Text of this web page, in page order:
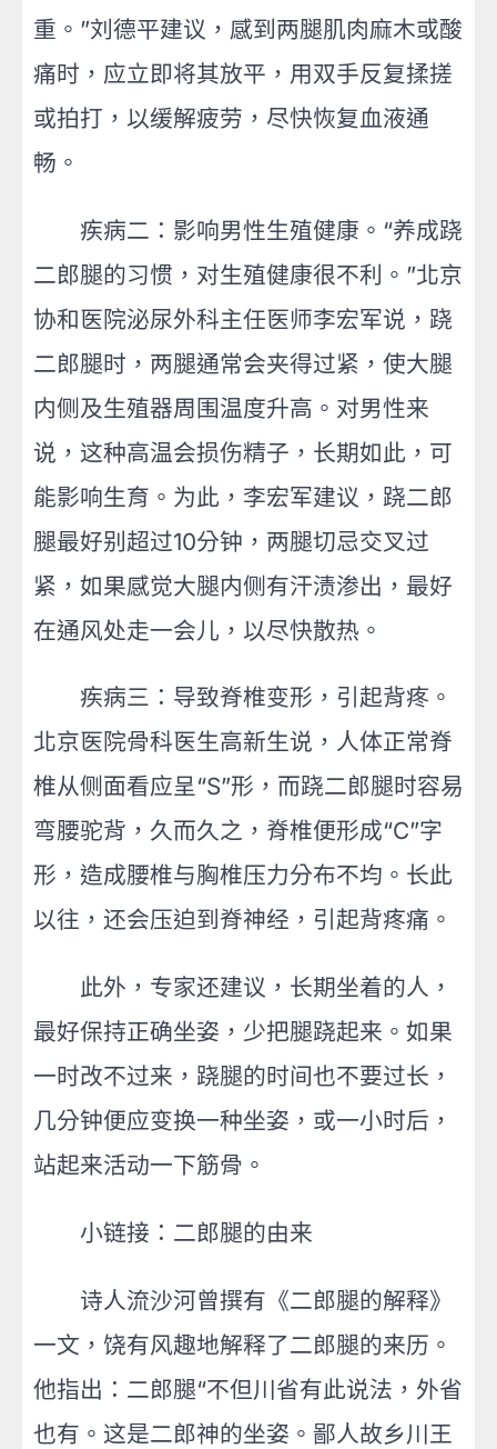
重。”刘德平建议，感到两腿肌肉麻木或酸
痛时，应立即将其放平，用双手反复揉搓
或拍打，以缓解疲劳，尽快恢复血液通
畅。
疾病二：影响男性生殖健康。“养成跷
二郎腿的习惯，对生殖健康很不利。”北京
协和医院泌尿外科主任医师李宏军说，跷
二郎腿时，两腿通常会夹得过紧，使大腿
内侧及生殖器周围温度升高。对男性来
说，这种高温会损伤精子，长期如此，可
能影响生育。为此，李宏军建议，跷二郎
腿最好别超过10分钟，两腿切忌交叉过
紧，如果感觉大腿内侧有汗渍渗出，最好
在通风处走一会儿，以尽快散热。
疾病三：导致脊椎变形，引起背疼。
北京医院骨科医生高新生说，人体正常脊
椎从侧面看应呈“S”形，而跷二郎腿时容易
弯腰驼背，久而久之，脊椎便形成“C”字
形，造成腰椎与胸椎压力分布不均。长此
以往，还会压迫到脊神经，引起背疼痛。
此外，专家还建议，长期坐着的人，
最好保持正确坐姿，少把腿跷起来。如果
一时改不过来，跷腿的时间也不要过长，
几分钟便应变换一种坐姿，或一小时后，
站起来活动一下筋骨。
小链接：二郎腿的由来
诗人流沙河曾撰有《二郎腿的解释》
一文，饶有风趣地解释了二郎腿的来历。
他指出：二郎腿“不但川省有此说法，外省
也有。这是二郎神的坐姿。鄙人故乡川王